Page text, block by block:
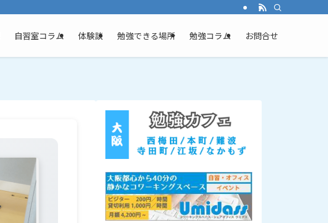
自習室コラム 体験談 勉強できる場所 勉強コラム お問合せ